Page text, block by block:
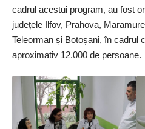
cadrul acestui program, au fost
județele Ilfov, Prahova,
Teleorman și Botoșani, în cadrul
aproximativ 12.000 de persoane.